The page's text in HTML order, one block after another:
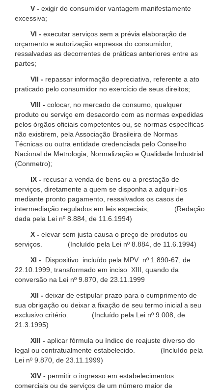
V - exigir do consumidor vantagem manifestamente
excessiva;
VI - executar serviços sem a prévia elaboração de
orçamento e autorização expressa do consumidor,
ressalvadas as decorrentes de práticas anteriores entre as
partes;
VII - repassar informação depreciativa, referente a ato
praticado pelo consumidor no exercício de seus direitos;
VIII - colocar, no mercado de consumo, qualquer
produto ou serviço em desacordo com as normas expedidas
pelos órgãos oficiais competentes ou, se normas específicas
não existirem, pela Associação Brasileira de Normas
Técnicas ou outra entidade credenciada pelo Conselho
Nacional de Metrologia, Normalização e Qualidade Industrial
(Conmetro);
IX - recusar a venda de bens ou a prestação de
serviços, diretamente a quem se disponha a adquiri-los
mediante pronto pagamento, ressalvados os casos de
intermediação regulados em leis especiais; (Redação
dada pela Lei nº 8.884, de 11.6.1994)
X - elevar sem justa causa o preço de produtos ou
serviços. (Incluído pela Lei nº 8.884, de 11.6.1994)
XI -
Dispositivo incluído pela MPV nº 1.890-67, de
22.10.1999, transformado em inciso XIII, quando da
conversão na Lei nº 9.870, de 23.11.1999
XII - deixar de estipular prazo para o cumprimento de
sua obrigação ou deixar a fixação de seu termo inicial a seu
exclusivo critério. (Incluído pela Lei nº 9.008, de
21.3.1995)
XIII - aplicar fórmula ou índice de reajuste diverso do
legal ou contratualmente estabelecido. (Incluído pela
Lei nº 9.870, de 23.11.1999)
XIV - permitir o ingresso em estabelecimentos
comerciais ou de serviços de um número maior de